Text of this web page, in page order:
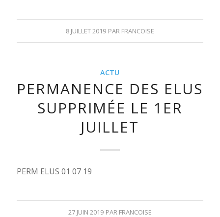
8 JUILLET 2019 PAR FRANCOISE
ACTU
PERMANENCE DES ELUS
SUPPRIMÉE LE 1ER
JUILLET
PERM ELUS 01 07 19
27 JUIN 2019 PAR FRANCOISE